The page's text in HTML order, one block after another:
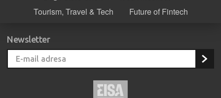
Tourism, Travel & Tech
Future of Fintech
Newsletter